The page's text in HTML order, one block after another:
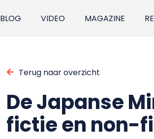
BLOG VIDEO MAGAZINE
Terug naar overzicht
De Japanse
fictie en non-